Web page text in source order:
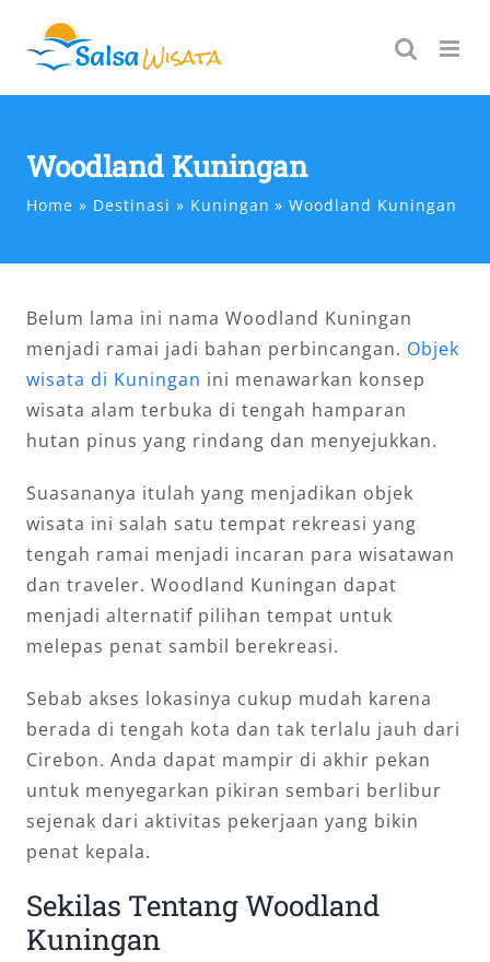
content
Woodland Kuningan
Home Destinasi Kuningan Woodland Kuningan
Belum lama ini nama Woodland Kuningan
menjadi ramai jadi bahan perbincangan. Objek
wisata di Kuningan ini menawarkan konsep
wisata alam terbuka di tengah hamparan
hutan pinus yang rindang dan menyejukkan.
Suasananya itulah yang menjadikan objek
wisata ini salah satu tempat rekreasi yang
tengah ramai menjadi incaran para wisatawan
dan traveler. Woodland Kuningan dapat
menjadi alternatif pilihan tempat untuk
melepas penat sambil berekreasi.
Sebab akses lokasinya cukup mudah karena
berada di tengah kota dan tak terlalu jauh dari
Cirebon. Anda dapat mampir di akhir pekan
untuk menyegarkan pikiran sembari berlibur
sejenak dari aktivitas pekerjaan yang bikin
penat kepala.
Sekilas Tentang Woodland
Kuningan